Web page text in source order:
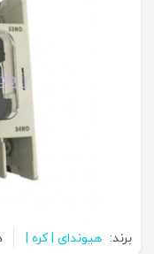
برند: هیوندای | کره |